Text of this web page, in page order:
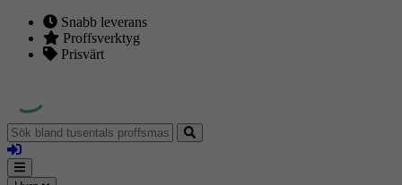
Snabb leverans
Proffsverktyg
Prisvärt
Sök
bland
tusentals
proffsmaskiner
Logga
in
Mina
Meny